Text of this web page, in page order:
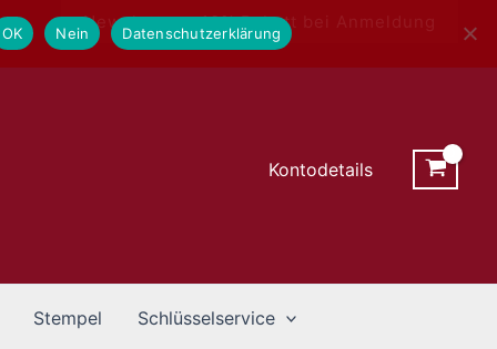
Newsletter - 10% Rabatt bei Anmeldung
Kontodetails
Stempel Schlüsselservice
OK Nein Datenschutzerklärung